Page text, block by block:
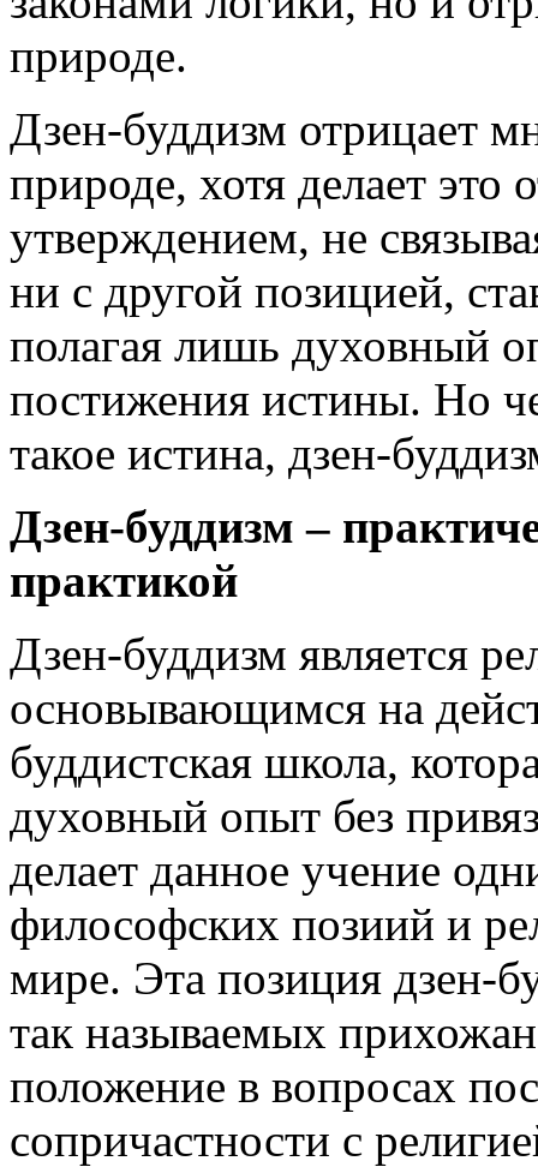
природе.
Дзен-буддизм отрицает
природе, хотя делает это
утверждением, не
ни с другой позицией,
полагая лишь духовный
постижения истины. Но
такое истина, дзен-
Дзен-буддизм –
практикой
Дзен-буддизм является
основывающимся на
буддистская школа,
духовный опыт без
делает данное учение
философских позиий и
мире. Эта позиция дзен-
так называемых
положение в вопросах
сопричастности с